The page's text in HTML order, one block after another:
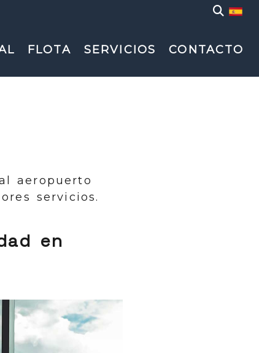
FLOTA SERVICIOS CONTACTO
aeropuerto
servicios.
en